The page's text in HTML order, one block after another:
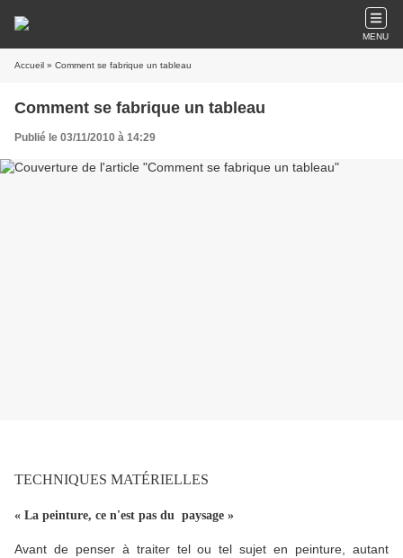
MENU
Accueil » Comment se fabrique un tableau
Comment se fabrique un tableau
Publié le 03/11/2010 à 14:29
TECHNIQUES MATÉRIELLES
« La peinture, ce n'est pas du paysage »
Avant de penser à traiter tel ou tel sujet en peinture, autant